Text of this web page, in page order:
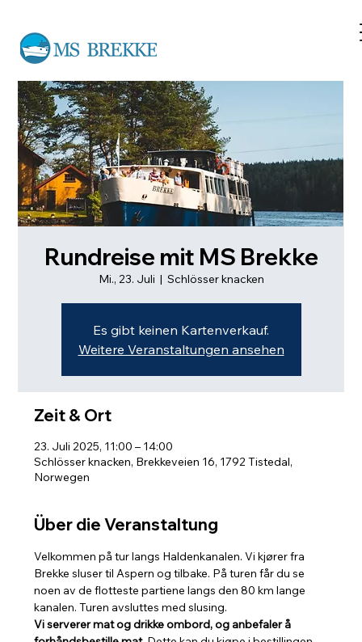
Rundreise mit MS Brekke
Mi., 23. Juli
  |
Schlösser knacken
Es gibt keinen Kartenverkauf.
Weitere Veranstaltungen ansehen
Zeit & Ort
23. Juli 2025, 11:00 – 14:00
Schlösser knacken, Brekkeveien 16, 1792 Tistedal,
Norwegen
Über die Veranstaltung
Velkommen på tur langs Haldenkanalen. Vi kjører fra
Brekke sluser til Aspern og tilbake. På turen får du se
noen av de flotteste partiene langs den 80 km lange
kanalen. Turen avsluttes med slusing.
Vi serverer mat og drikke ombord, og anbefaler å